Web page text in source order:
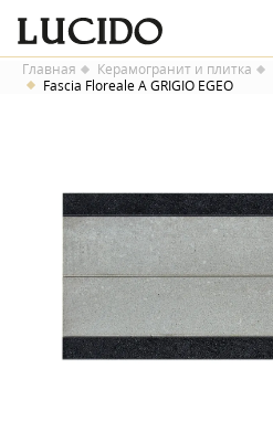
Главная Керамогранит и плитка
Fascia Floreale A GRIGIO EGEO